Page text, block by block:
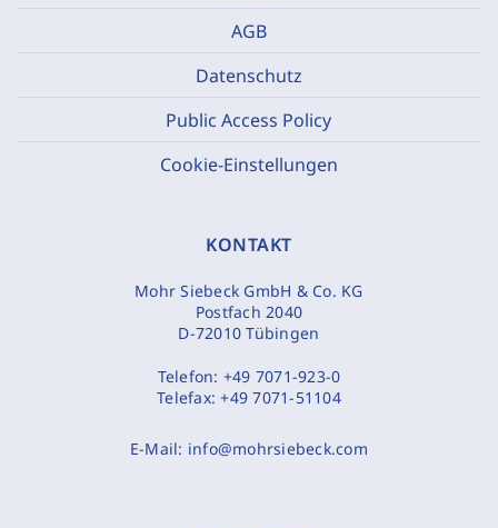
AGB
Datenschutz
Public Access Policy
Cookie-Einstellungen
KONTAKT
Mohr Siebeck GmbH & Co. KG
Postfach 2040
D-72010 Tübingen
Telefon: +49 7071-923-0
Telefax:+49 7071-51104
E-Mail: info@mohrsiebeck.com